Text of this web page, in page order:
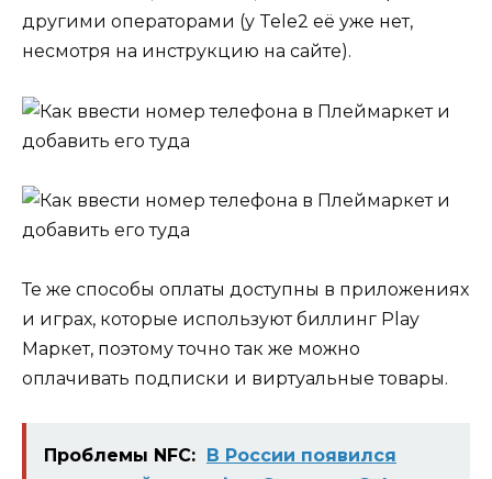
другими операторами (у Tele2 её уже нет,
несмотря на инструкцию на сайте).
Те же способы оплаты доступны в приложениях
и играх, которые используют биллинг Play
Маркет, поэтому точно так же можно
оплачивать подписки и виртуальные товары.
Проблемы NFC: В России появился